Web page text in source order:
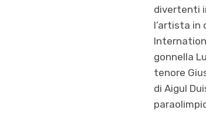
divertenti
l’artista in
gonnella
tenore
di Aigul